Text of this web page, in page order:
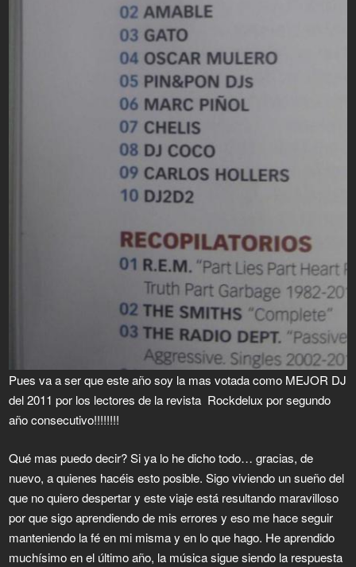
Pues va a ser que este año soy la mas votada como MEJOR DJ
del 2011 por los lectores de la revista Rockdelux por segundo
año consecutivo!!!!!!!!
Qué mas puedo decir? Si ya lo he dicho todo… gracias, de
nuevo, a quienes hacéis esto posible. Sigo viviendo un sueño del
que no quiero despertar y este viaje está resultando maravilloso
por que sigo aprendiendo de mis errores y eso me hace seguir
manteniendo la fé en mi misma y en lo que hago. He aprendido
muchísimo en el último año, la música sigue siendo la respuesta